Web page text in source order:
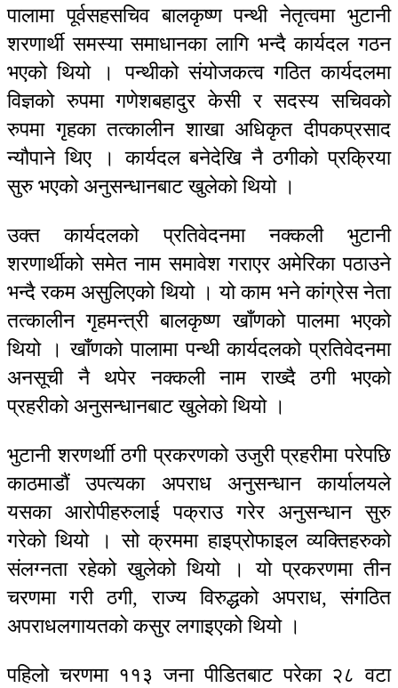
पालामा पूर्वसहसचिव बालकृष्ण पन्थी नेतृत्वमा भुटानी
शरणार्थी समस्या समाधानका लागि भन्दै कार्यदल गठन
भएको थियो । पन्थीको संयोजकत्व गठित कार्यदलमा
विज्ञको रुपमा गणेशबहादुर केसी र सदस्य सचिवको
रुपमा गृहका तत्कालीन शाखा अधिकृत दीपकप्रसाद
न्यौपाने थिए । कार्यदल बनेदेखि नै ठगीको प्रक्रिया
सुरु भएको अनुसन्धानबाट खुलेको थियो ।
उक्त कार्यदलको प्रतिवेदनमा नक्कली भुटानी
शरणार्थीको समेत नाम समावेश गराएर अमेरिका पठाउने
भन्दै रकम असुलिएको थियो । यो काम भने कांग्रेस नेता
तत्कालीन गृहमन्त्री बालकृष्ण खाँणको पालमा भएको
थियो । खाँणको पालामा पन्थी कार्यदलको प्रतिवेदनमा
अनसूची नै थपेर नक्कली नाम राख्दै ठगी भएको
प्रहरीको अनुसन्धानबाट खुलेको थियो ।
भुटानी शरणर्थाी ठगी प्रकरणको उजुरी प्रहरीमा परेपछि
काठमाडौं उपत्यका अपराध अनुसन्धान कार्यालयले
यसका आरोपीहरुलाई पक्राउ गरेर अनुसन्धान सुरु
गरेको थियो । सो क्रममा हाइप्रोफाइल व्यक्तिहरुको
संलग्नता रहेको खुलेको थियो । यो प्रकरणमा तीन
चरणमा गरी ठगी, राज्य विरुद्धको अपराध, संगठित
अपराधलगायतको कसुर लगाइएको थियो ।
पहिलो चरणमा ११३ जना पीडितबाट परेका २८ वटा